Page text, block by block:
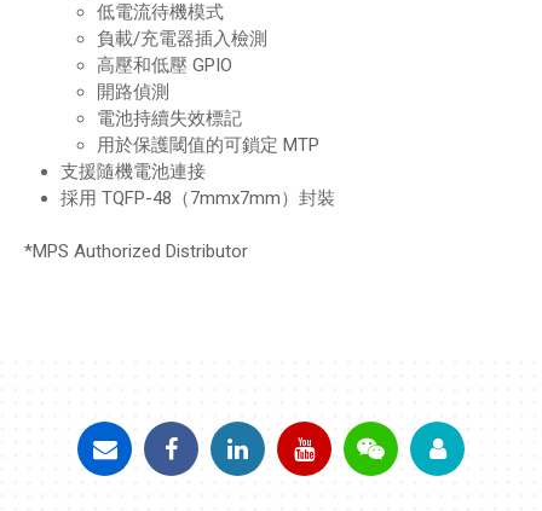
低電流待機模式
負載/充電器插入檢測
高壓和低壓 GPIO
開路偵測
電池持續失效標記
用於保護閾值的可鎖定 MTP
支援隨機電池連接
採用 TQFP-48（7mmx7mm）封裝
*MPS Authorized Distributor